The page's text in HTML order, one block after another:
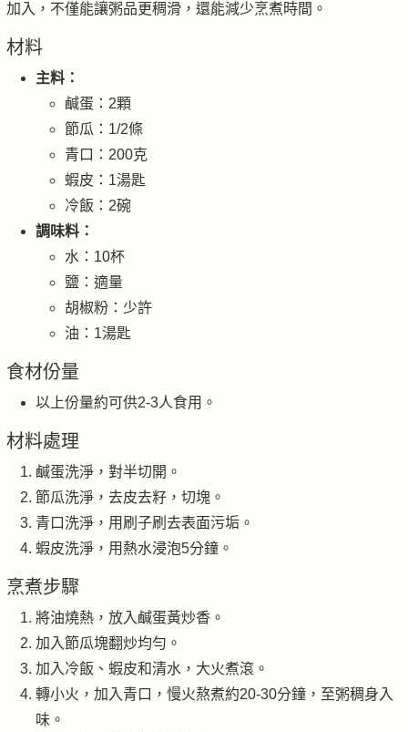
加入，不僅能讓粥品更稠滑，還能減少烹煮時間。
材料
主料：
鹹蛋：2顆
節瓜：1/2條
青口：200克
蝦皮：1湯匙
冷飯：2碗
調味料：
水：10杯
鹽：適量
胡椒粉：少許
油：1湯匙
食材份量
以上份量約可供2-3人食用。
材料處理
鹹蛋洗淨，對半切開。
節瓜洗淨，去皮去籽，切塊。
青口洗淨，用刷子刷去表面污垢。
蝦皮洗淨，用熱水浸泡5分鐘。
烹煮步驟
將油燒熱，放入鹹蛋黃炒香。
加入節瓜塊翻炒均勻。
加入冷飯、蝦皮和清水，大火煮滾。
轉小火，加入青口，慢火熬煮約20-30分鐘，至粥稠身入
味。